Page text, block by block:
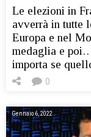
Le elezioni in
avverrà in tutte
Europa e nel
medaglia e
importa se
0
Gennaio 6, 2022